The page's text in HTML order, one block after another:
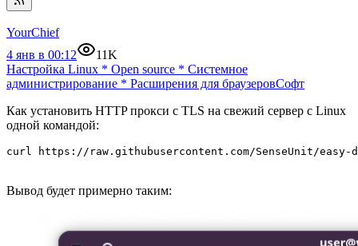
YourChief
4 янв в 00:12
11K
Настройка Linux * Open source * Системное
администрирование * Расширения для браузеровСофт
Как установить HTTP прокси с TLS на свежий сервер с Linux
одной командой:
curl https://raw.githubusercontent.com/SenseUnit/
Вывод будет примерно таким: